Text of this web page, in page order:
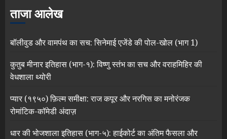
ताजा आलेख
बॉलीवुड और वामपंथ का सच: सिनेमाई एजेंडे की पोल-खोल (भाग 1)
कुतुब मीनार इतिहास (भाग-१): विष्णु स्तंभ का सच और वराहमिहिर की
वेधशाला थ्योरी
प्यार (१९५०) फ़िल्म समीक्षा: राज कपूर और नरगिस का मनोरंजक
रोमांटिक-कॉमेडी अंदाज़
धार की भोजशाला इतिहास (भाग-५): हाईकोर्ट का अंतिम फैसला और